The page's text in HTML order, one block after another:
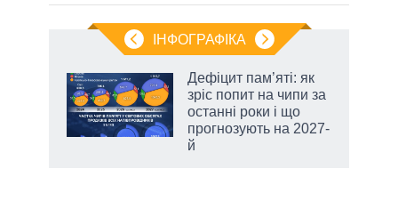
ІНФОГРАФІКА
Дефіцит пам’яті: як
зріс попит на чипи за
останні роки і що
прогнозують на 2027-
й